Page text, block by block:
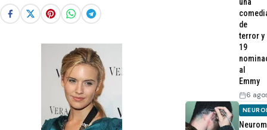
de
terror y
19
al
Emmy
6